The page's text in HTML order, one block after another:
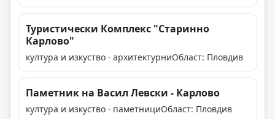
Туристически Комплекс "Старинно
Карлово"
култура и изкуство · архитектурниОбласт: Пловдив
Паметник на Васил Левски - Карлово
култура и изкуство · паметнициОбласт: Пловдив